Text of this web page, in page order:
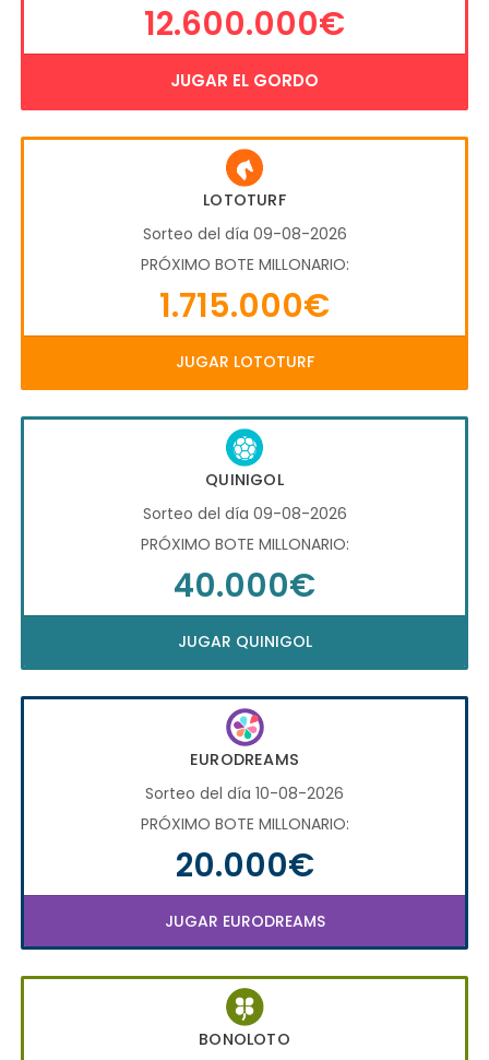
12.600.000€
JUGAR EL GORDO
LOTOTURF
Sorteo del día 09-08-2026
PRÓXIMO BOTE MILLONARIO:
1.715.000€
JUGAR LOTOTURF
QUINIGOL
Sorteo del día 09-08-2026
PRÓXIMO BOTE MILLONARIO:
40.000€
JUGAR QUINIGOL
EURODREAMS
Sorteo del día 10-08-2026
PRÓXIMO BOTE MILLONARIO:
20.000€
JUGAR EURODREAMS
BONOLOTO